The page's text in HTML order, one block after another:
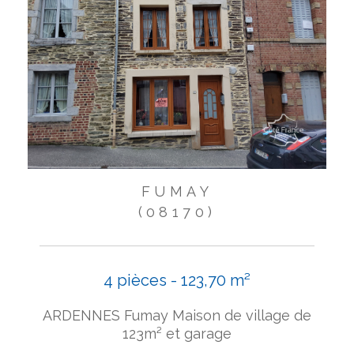
FUMAY
(08170)
4 pièces - 123,70 m²
ARDENNES Fumay Maison de village de
123m² et garage